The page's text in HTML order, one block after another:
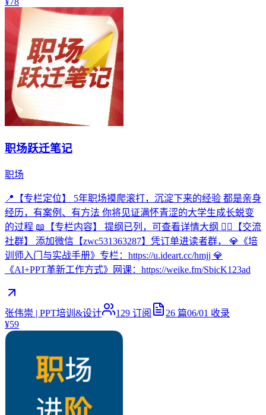
职场跃迁笔记
职场
📍【专栏定位】 5年职场摸爬滚打，沉淀下来的经验 都是亲身
经历，有案例、有方法 你将见证满怀青涩的大学生成长蜕变
的过程 📖【专栏内容】 提纲已列，可查看详情大纲 🙍‍♂【交流
社群】 添加微信【zwc531363287】凭订单进读者群， 💎《培
训师入门与实战手册》专栏：https://u.ideart.cc/hmjj 💎
《AI+PPT革新工作方式》网课：https://weike.fm/SbicK123ad
张伟崇 | PPT培训&设计 129 订阅 26 篇06/01 收录
¥59